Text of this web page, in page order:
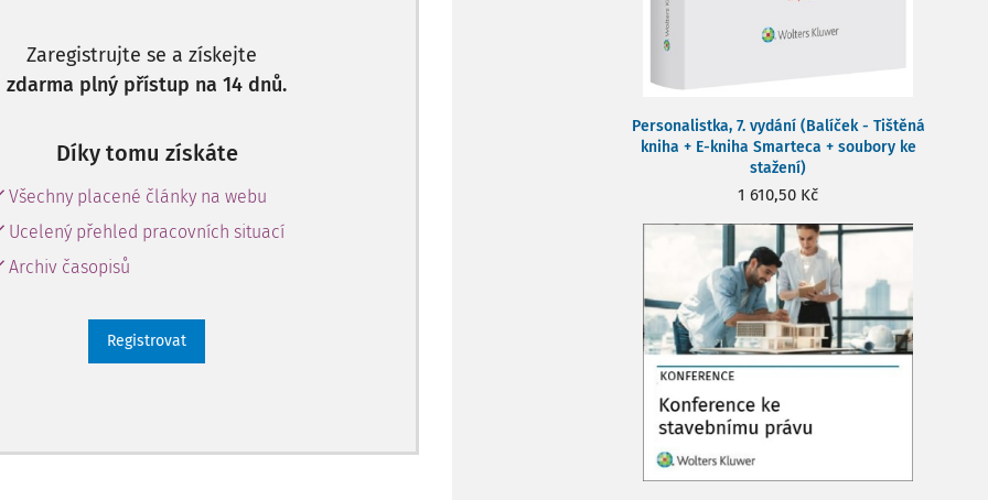
Zaregistrujte se a získejte
zdarma plný přístup na 14 dnů.
Díky tomu získáte
Všechny placené články na webu
Ucelený přehled pracovních situací
Archiv časopisů
Registrovat
Personalistka, 7. vydání (Balíček - Tištěná
kniha + E-kniha Smarteca + soubory ke
stažení)
1 610,50 Kč